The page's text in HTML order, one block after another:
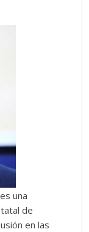
una
de
en las